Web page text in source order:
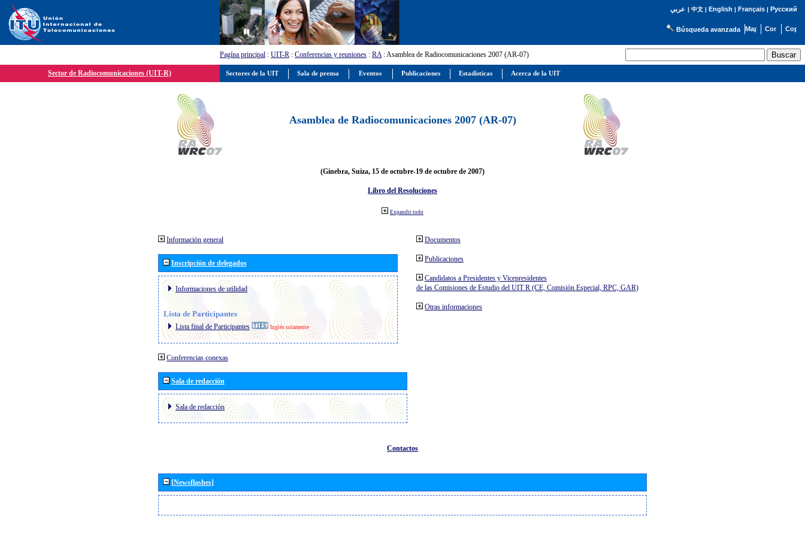
عربي | 中文| English | Français| Русский
Búsqueda avanzada
Pagína principal : UIT-R : Conferencias y reuniones : RA: Asamblea de Radiocomunicaciones 2007 (AR-07)
Sector de Radiocomunicaciones (UIT-R)
Asamblea de Radiocomunicaciones 2007 (AR-07)
(Ginebra, Suiza, 15 de octubre-19 de octubre de 2007)
Libro del Resoluciones
Expandir todo
Información general
Inscripción de delegados
Informaciones de utilidad
Lista de Participantes
Lista final de Participantes Inglés solamente
Conferencias conexas
Sala de redacción
Sala de redacción
Documentos
Publicaciones
Candidatos a Presidentes y Vicepresidentes
de las Comisiones de Estudio del UIT R (CE, Comisión Especial, RPC, GAR)
Otras informaciones
Contactos
[Newsflashes]
Sectores de la UIT Sala de prensa Eventos Publicaciones Estadísticas Acerca de la UIT